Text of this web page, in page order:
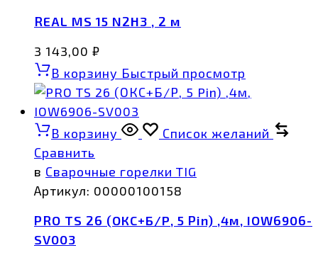
REAL MS 15 N2H3 , 2 м
3 143,00 ₽
В корзину Быстрый просмотр
В корзину
Список желаний
Сравнить
в Сварочные горелки TIG
Артикул: 00000100158
PRO TS 26 (ОКС+Б/Р, 5 Pin) ,4м, IOW6906-
SV003